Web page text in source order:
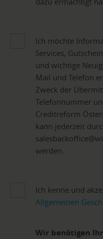
Ich möchte
Services,
und wichtige
Mail und Telefon
Zweck der
Telefonnummer
Creditreform
kann jederzeit
werden.
Ich kenne und
Allgemeinen
Wir benötigen